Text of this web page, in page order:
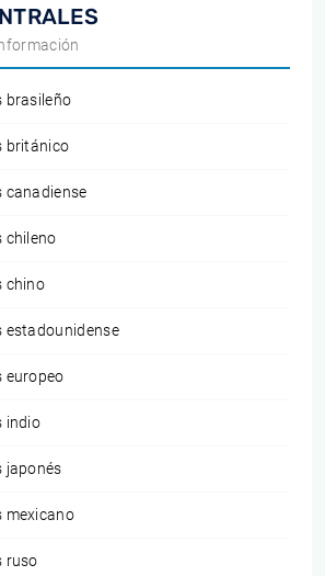
brasileño
británico
canadiense
chileno
chino
estadounidense
europeo
indio
japonés
mexicano
ruso